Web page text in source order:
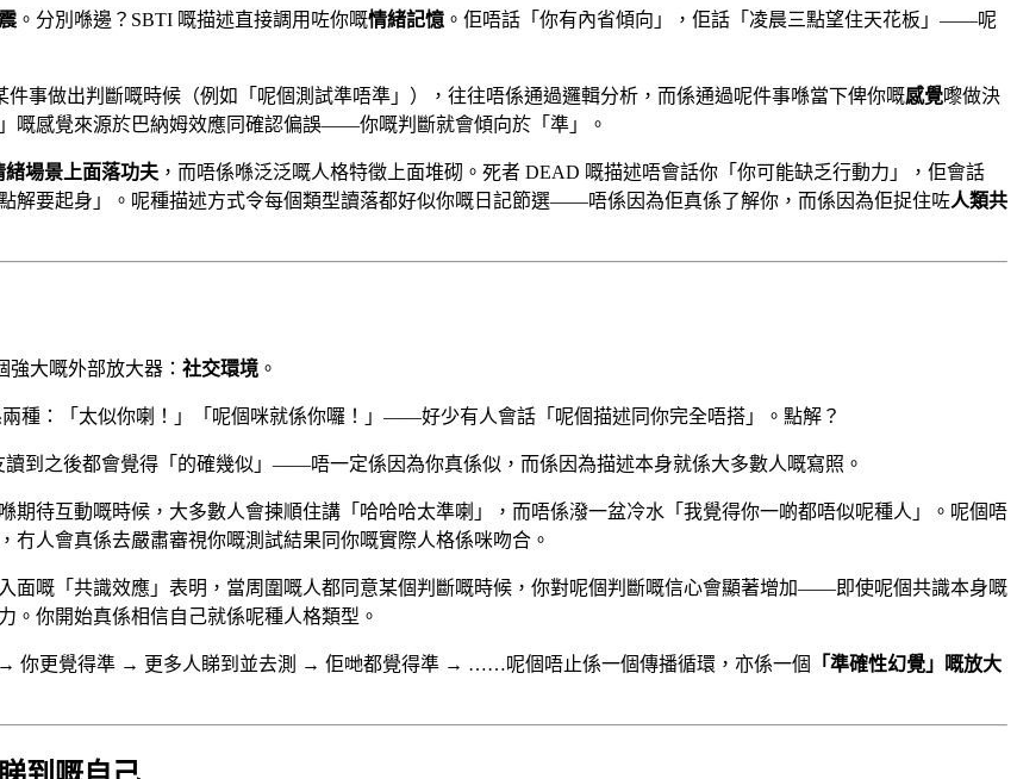
。分別喺邊？SBTI 嘅描述直接調用咗你嘅情緒記憶 。佢唔話「你有內省傾向」，佢話「凌晨三點望住天花板」——呢
件事做出判斷嘅時候（例如「呢個測試準唔準」），往往唔係通過邏輯分析，而係通過呢件事喺當下俾你嘅感覺嚟做決
感覺來源於巴納姆效應同確認偏誤——你嘅判斷就會傾向於「準」。
緒場景上面落功夫 ，而唔係喺泛泛嘅人格特徵上面堆砌。死者 DEAD 嘅描述唔會話你「你可能缺乏行動力」，佢會話
解要起身」。呢種描述方式令每個類型讀落都好似你嘅日記節選——唔係因為佢真係了解你，而係因為佢捉住咗人類共
大嘅外部放大器： 社交環境 。
種：「太似你喇！」「呢個咪就係你囉！」——好少有人會話「呢個描述同你完全唔搭」。點解？
讀到之後都會覺得「的確幾似」——唔一定係因為你真係似，而係因為描述本身就係大多數人嘅寫照。
期待互動嘅時候，大多數人會揀順住講「哈哈哈太準喇」，而唔係潑一盆冷水「我覺得你一啲都唔似呢種人」。呢個唔
人會真係去嚴肅審視你嘅測試結果同你嘅實際人格係咪吻合。
面嘅「共識效應」表明，當周圍嘅人都同意某個判斷嘅時候，你對呢個判斷嘅信心會顯著增加——即使呢個共識本身嘅
。你開始真係相信自己就係呢種人格類型。
你更覺得準 → 更多人睇到並去測 → 佢哋都覺得準 → ……呢個唔止係一個傳播循環，亦係一個
「準確性幻覺」嘅放大